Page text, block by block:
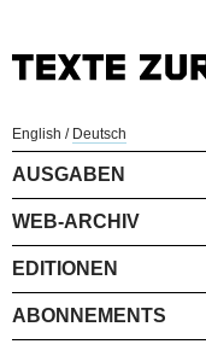
English / Deutsch
AUSGABEN
WEB-ARCHIV
EDITIONEN
ABONNEMENTS